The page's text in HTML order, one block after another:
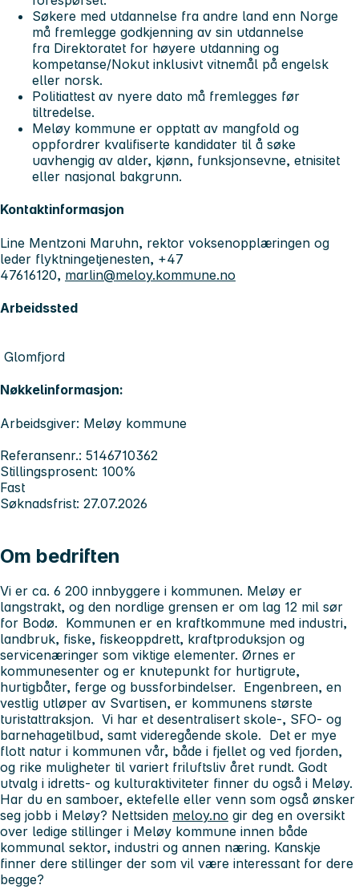
Søkere med utdannelse fra andre land enn Norge
må fremlegge godkjenning av sin utdannelse
fra Direktoratet for høyere utdanning og
kompetanse/Nokut inklusivt vitnemål på engelsk
eller norsk.
Politiattest av nyere dato må fremlegges før
tiltredelse.
Meløy kommune er opptatt av mangfold og
oppfordrer kvalifiserte kandidater til å søke
uavhengig av alder, kjønn, funksjonsevne, etnisitet
eller nasjonal bakgrunn.
Kontaktinformasjon
Line Mentzoni Maruhn, rektor voksenopplæringen og
leder flyktningetjenesten, +47
47616120, marlin@meloy.kommune.no
Arbeidssted
Glomfjord
Nøkkelinformasjon:
Arbeidsgiver: Meløy kommune
Referansenr.: 5146710362
Stillingsprosent: 100%
Fast
Søknadsfrist: 27.07.2026
Om bedriften
Vi er ca. 6 200 innbyggere i kommunen. Meløy er
langstrakt, og den nordlige grensen er om lag 12 mil sør
for Bodø. Kommunen er en kraftkommune med industri,
landbruk, fiske, fiskeoppdrett, kraftproduksjon og
servicenæringer som viktige elementer. Ørnes er
kommunesenter og er knutepunkt for hurtigrute,
hurtigbåter, ferge og bussforbindelser. Engenbreen, en
vestlig utløper av Svartisen, er kommunens største
turistattraksjon. Vi har et desentralisert skole-, SFO- og
barnehagetilbud, samt videregående skole. Det er mye
flott natur i kommunen vår, både i fjellet og ved fjorden,
og rike muligheter til variert friluftsliv året rundt. Godt
utvalg i idretts- og kulturaktiviteter finner du også i Meløy.
Har du en samboer, ektefelle eller venn som også ønsker
seg jobb i Meløy? Nettsiden meloy.no gir deg en oversikt
over ledige stillinger i Meløy kommune innen både
kommunal sektor, industri og annen næring. Kanskje
finner dere stillinger der som vil være interessant for dere
begge?